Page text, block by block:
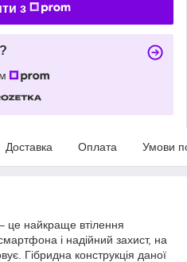
з
Доставка Оплата Умови
це найкраще втілення
і надійний захист, на
Гібридна конструкція даної